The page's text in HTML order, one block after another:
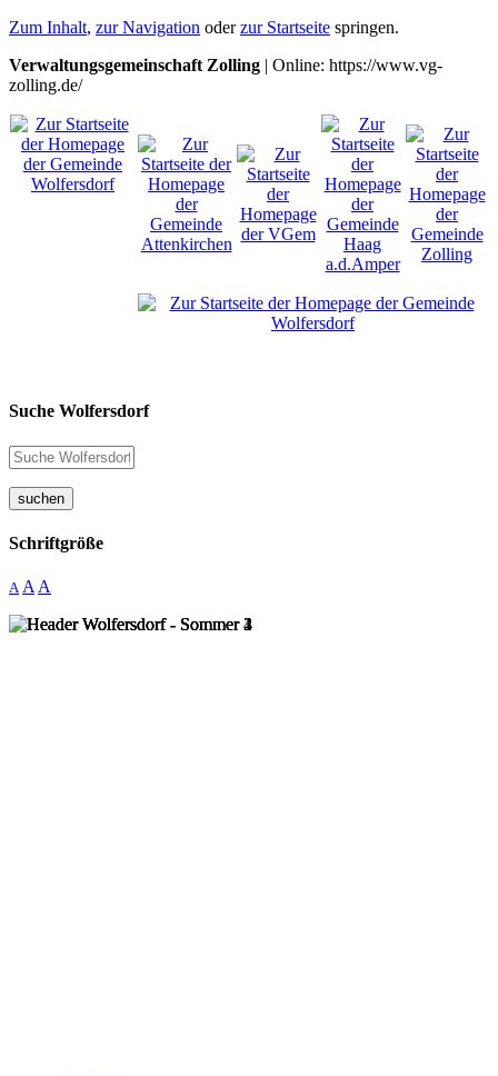
Zum Inhalt, zur Navigation oderzur Startseite springen.
Verwaltungsgemeinschaft Zolling | Online: https://www.vg-
zolling.de/
Suche Wolfersdorf
suchen
Schriftgröße
A A A